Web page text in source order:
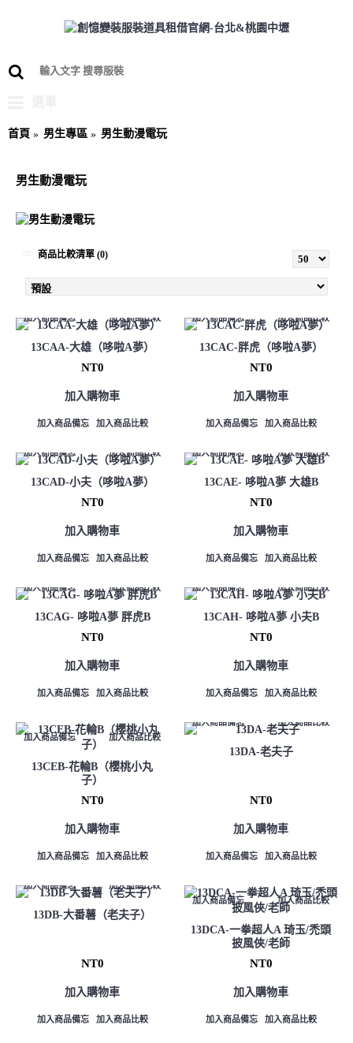
首頁 男生專區 男生動漫電玩
男生動漫電玩
商品比較清單 (0)
加入商品備忘 加入商品比較
13CAA-大雄（哆啦A夢）
NT0
加入購物車
加入商品備忘 加入商品比較
加入商品備忘 加入商品比較
13CAC-胖虎（哆啦A夢）
NT0
加入購物車
加入商品備忘 加入商品比較
加入商品備忘 加入商品比較
13CAD-小夫（哆啦A夢）
NT0
加入購物車
加入商品備忘 加入商品比較
加入商品備忘 加入商品比較
13CAE- 哆啦A夢 大雄B
NT0
加入購物車
加入商品備忘 加入商品比較
加入商品備忘 加入商品比較
13CAG- 哆啦A夢 胖虎B
NT0
加入購物車
加入商品備忘 加入商品比較
加入商品備忘 加入商品比較
13CAH- 哆啦A夢 小夫B
NT0
加入購物車
加入商品備忘 加入商品比較
加入商品備忘 加入商品比較
13CEB-花輪B（櫻桃小丸
子）
NT0
加入購物車
加入商品備忘 加入商品比較
加入商品備忘 加入商品比較
13DA-老夫子
NT0
加入購物車
加入商品備忘 加入商品比較
加入商品備忘 加入商品比較
13DB-大番薯（老夫子）
NT0
加入購物車
加入商品備忘 加入商品比較
加入商品備忘 加入商品比較
13DCA-一拳超人A 琦玉/禿頭
披風俠/老師
NT0
加入購物車
加入商品備忘 加入商品比較